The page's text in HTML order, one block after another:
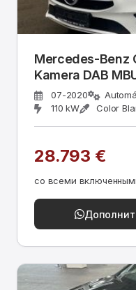
Mercedes-Benz
Kamera DAB
07-2020
110 kW
Color
28.793 €
со всеми